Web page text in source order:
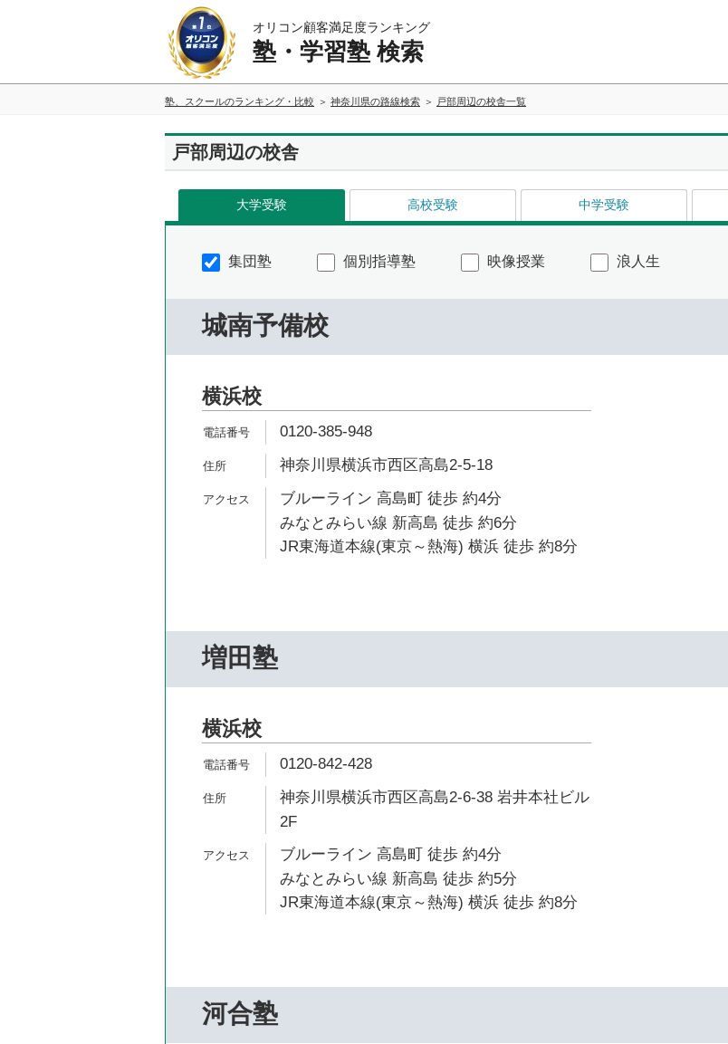
オリコン顧客満足度ランキング
塾・学習塾 検索
塾、スクールのランキング・比較 神奈川県の路線検索 戸部周辺の校舎一覧
戸部周辺の校舎
大学受験 高校受験 中学受験
集団塾 個別指導塾 映像授業 浪人生
城南予備校
横浜校
0120-385-948
神奈川県横浜市西区高島2-5-18
ブルーライン 高島町 徒歩 約4分
みなとみらい線 新高島 徒歩 約6分
JR東海道本線(東京～熱海) 横浜 徒歩 約8分
増田塾
横浜校
0120-842-428
神奈川県横浜市西区高島2-6-38 岩井本社ビル
2F
ブルーライン 高島町 徒歩 約4分
みなとみらい線 新高島 徒歩 約5分
JR東海道本線(東京～熱海) 横浜 徒歩 約8分
河合塾